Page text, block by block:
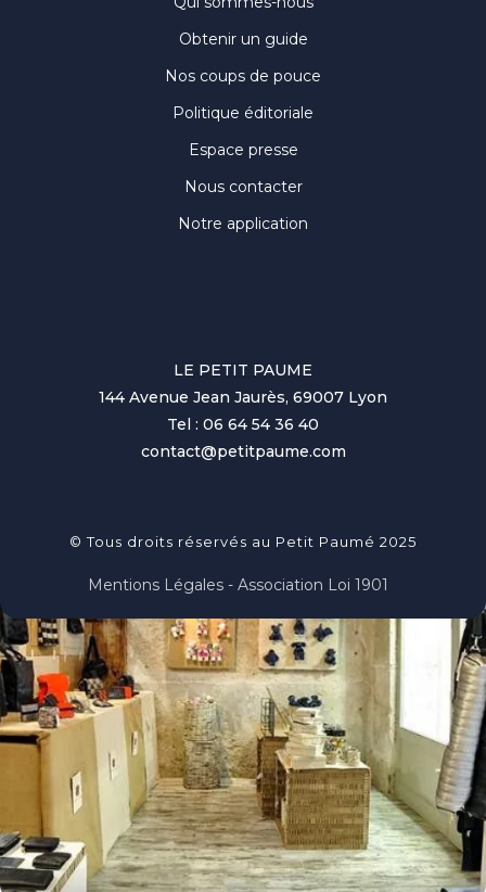
Obtenir un guide
Nos coups de pouce
Politique éditoriale
Espace presse
Nous contacter
Notre application
LE PETIT PAUME
144 Avenue Jean Jaurès, 69007 Lyon
Tel : 06 64 54 36 40
contact@petitpaume.com
© Tous droits réservés au Petit Paumé 2025
Mentions Légales - Association Loi 1901